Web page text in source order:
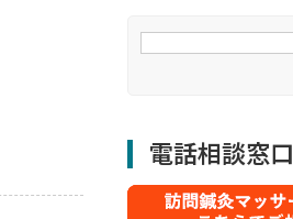
電話相談窓口